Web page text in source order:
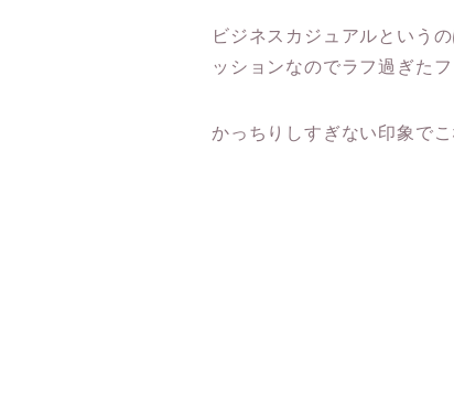
ビジネスカジュアルという
ッションなのでラフ過ぎた
かっちりしすぎない印象で